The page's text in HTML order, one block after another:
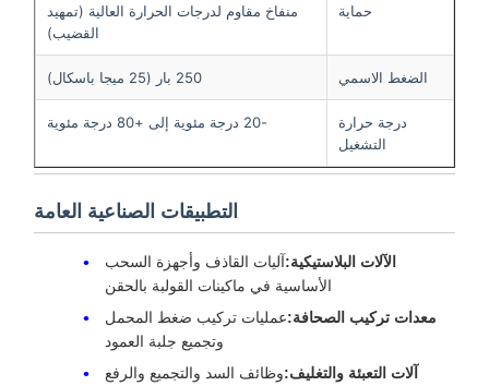
منفاخ مقاوم لدرجات الحرارة العالية (تمهيد
القضيب)
الضغط الاسمي
درجة حرارة
التشغيل
التطبيقات الصناعية العامة
الآلات البلاستيكية:آليات القاذف وأجهزة السحب
الأساسية في ماكينات القولبة بالحقن
معدات تركيب الصحافة:عمليات تركيب ضغط المحمل
وتجميع جلبة العمود
آلات التعبئة والتغليف:وظائف السد والتجميع والرفع